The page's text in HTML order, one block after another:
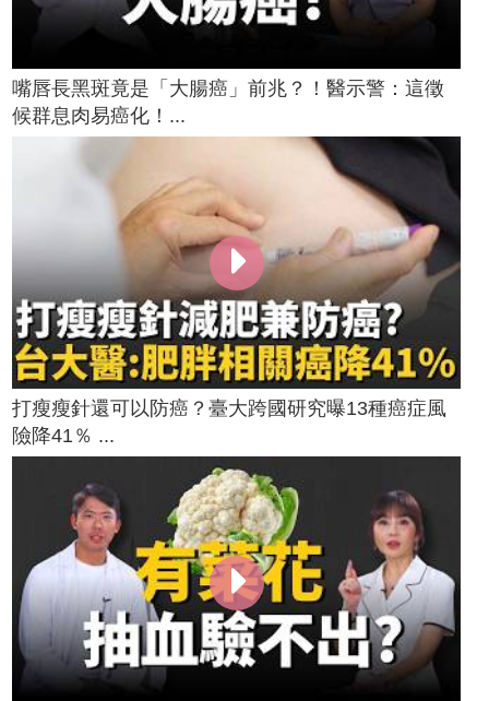
嘴唇長黑斑竟是「大腸癌」前兆？！醫示警：這徵
候群息肉易癌化！...
打瘦瘦針還可以防癌？臺大跨國研究曝13種癌症風
險降41％ ...